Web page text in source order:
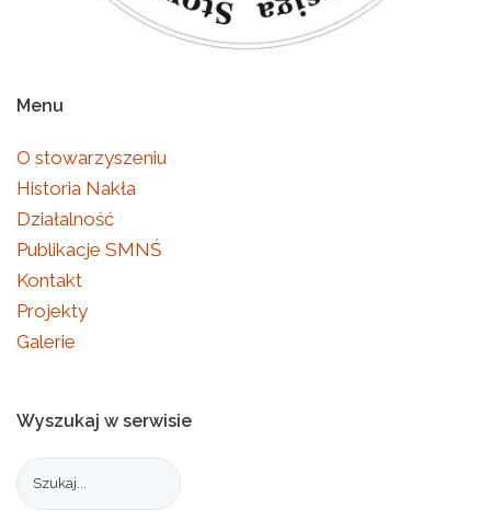
Menu
O stowarzyszeniu
Historia Nakła
Działalność
Publikacje SMNŚ
Kontakt
Projekty
Galerie
Wyszukaj w serwisie